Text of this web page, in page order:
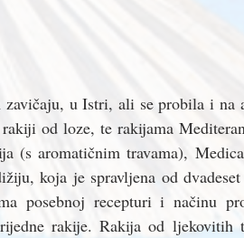
u Istri, ali se probila i na
od loze, te rakijama
(s aromatičnim travama),
koja je spravljena od
posebnoj recepturi i načinu
rakije. Rakija od ljekovitih